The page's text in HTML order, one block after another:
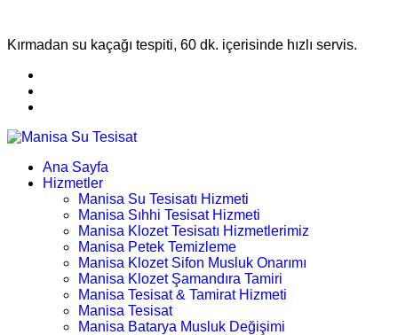
Kırmadan su kaçağı tespiti, 60 dk. içerisinde hızlı servis.
Ana Sayfa
Hizmetler
Manisa Su Tesisatı Hizmeti
Manisa Sıhhi Tesisat Hizmeti
Manisa Klozet Tesisatı Hizmetlerimiz
Manisa Petek Temizleme
Manisa Klozet Sifon Musluk Onarımı
Manisa Klozet Şamandıra Tamiri
Manisa Tesisat & Tamirat Hizmeti
Manisa Tesisat
Manisa Batarya Musluk Değişimi